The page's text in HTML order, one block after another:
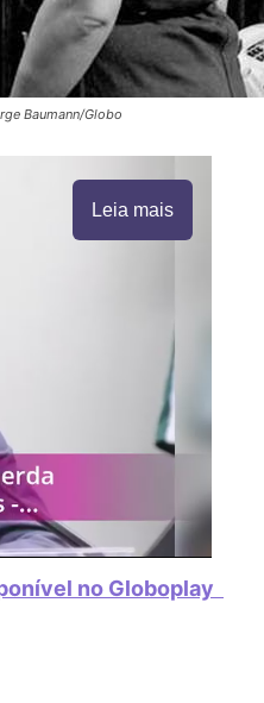
Baumann/Globo
Leia mais
no Globoplay